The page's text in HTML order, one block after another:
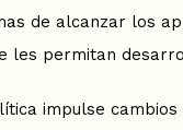
de alcanzar los
les permitan
impulse